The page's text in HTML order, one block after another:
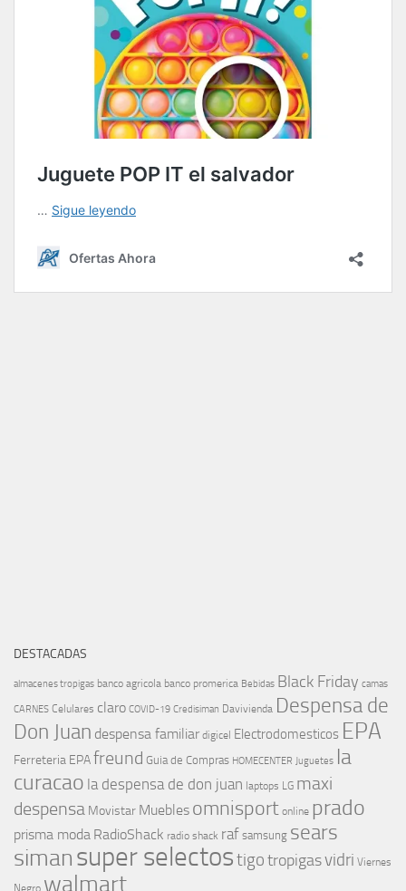
DESTACADAS
almacenes tropigas banco agricola banco promerica Bebidas Black Friday camas
CARNES Celulares claro COVID-19 Credisiman Davivienda Despensa de
Don Juan despensa familiar digicel Electrodomesticos EPA
Ferreteria EPAfreund Guia de Compras HOMECENTER Juguetes la
curacao la despensa de don juan laptops LG maxi
despensa Movistar Muebles omnisport online prado
prisma moda RadioShack radio shack raf samsung sears
simansuper selectostigotropigasvidri Viernes
Negro walmart